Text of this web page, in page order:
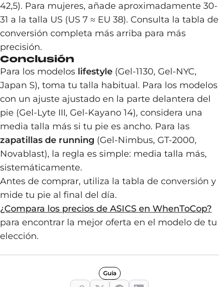
42,5). Para mujeres, añade aproximadamente 30-
31 a la talla US (US 7 ≈ EU 38). Consulta la tabla de
conversión completa más arriba para más
precisión.
Conclusión
Para los modelos lifestyle (Gel-1130, Gel-NYC,
Japan S), toma tu talla habitual. Para los modelos
con un ajuste ajustado en la parte delantera del
pie (Gel-Lyte III, Gel-Kayano 14), considera una
media talla más si tu pie es ancho. Para las
zapatillas de running (Gel-Nimbus, GT-2000,
Novablast), la regla es simple: media talla más,
sistemáticamente.
Antes de comprar, utiliza la tabla de conversión y
mide tu pie al final del día.
¿Compara los precios de ASICS en WhenToCop?
para encontrar la mejor oferta en el modelo de tu
elección.
Guía